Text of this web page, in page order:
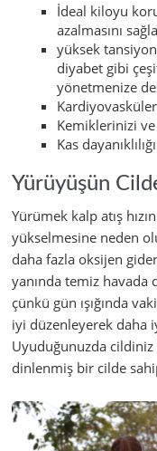
İdeal kiloyu
azalmasını
yüksek
diyabet gibi
yönetmenize
Kemiklerinizi ve
Kas
Yürüyüşün
Yürümek kalp atış
yükselmesine neden
daha fazla oksijen
yanında temiz havada
çünkü gün ışığında
iyi düzenleyerek daha
Uyuduğunuzda
dinlenmiş bir cilde